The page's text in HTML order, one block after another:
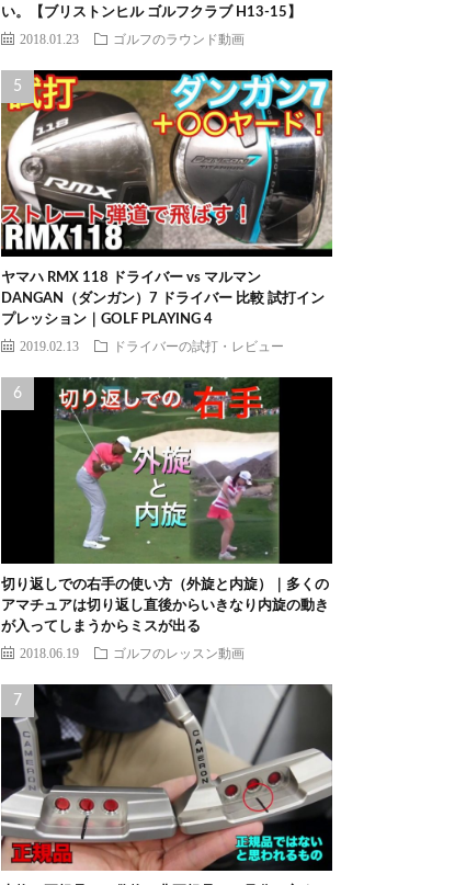
い。【ブリストンヒル ゴルフクラブ H13-15】
2018.01.23 ゴルフのラウンド動画
ヤマハ RMX 118 ドライバー vs マルマン
DANGAN（ダンガン）7 ドライバー 比較 試打イン
プレッション｜GOLF PLAYING 4
2019.02.13 ドライバーの試打・レビュー
切り返しでの右手の使い方（外旋と内旋）｜多くの
アマチュアは切り返し直後からいきなり内旋の動き
が入ってしまうからミスが出る
2018.06.19 ゴルフのレッスン動画